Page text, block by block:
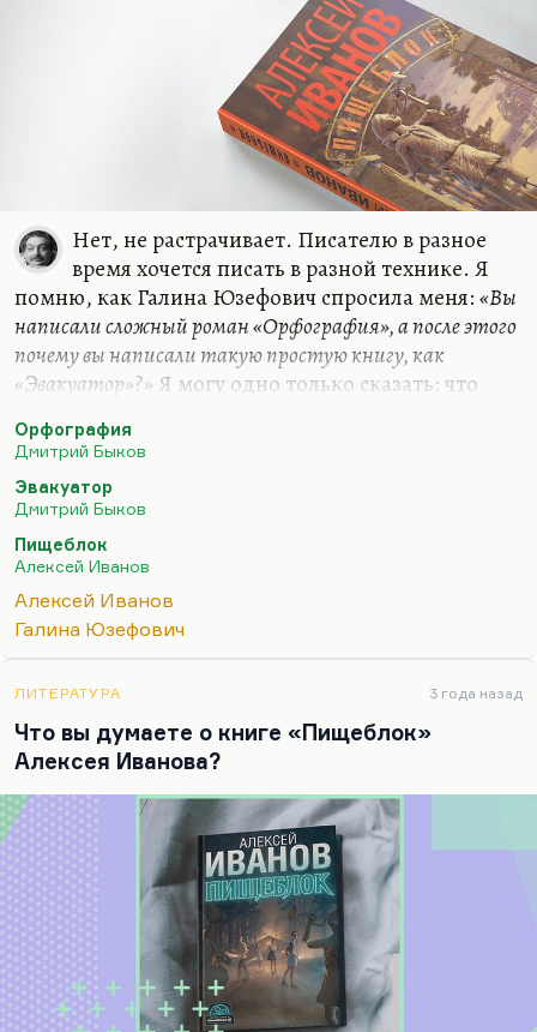
Нет, не растрачивает. Писателю в разное
время хочется писать в разной технике. Я
помню, как Галина Юзефович спросила меня:«Вы
написали сложный роман «Орфография», а после этого
почему вы написали такую простую книгу, как
«Эвакуатор»?» Я могу одно только сказать: что
иногда в другой. Сегодня он хочет написать
довольно простой научно-фантастический роман
или сказку, а завтра у него появляется желание
написать эпопею. Как сегодня вы пишете маслом
гигантское полотно, а завтра — карандашный
Поэтому Иванов в разных сферах работает: в
реализме сообразно своему настроению.
Орфография
Дмитрий Быков
Эвакуатор
Дмитрий Быков
Пищеблок
Алексей Иванов
Алексей Иванов
Галина Юзефович
ЛИТЕРАТУРА 3 года назад
Что вы думаете о книге «Пищеблок»
Алексея Иванова?